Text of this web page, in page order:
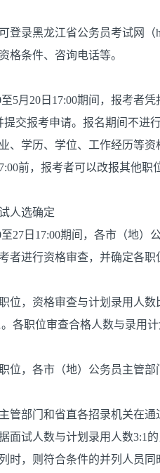
登录黑龙江省公务员考试网（
格条件、咨询电话等。
至5月20日17:00期间，报考者
提交报考申请。报名期间不进
、学历、学位、工作经历等
前，报考者可以改报其他职
人选确定
至27日17:00期间，各市（地
者进行资格审查，并确定各
位，资格审查与计划录用人
各职位审查合格人数与录用
位，各市（地）公务员主管
管部门和省直各招录机关在
面试人数与计划录用人数3:1
时，则符合条件的并列人员